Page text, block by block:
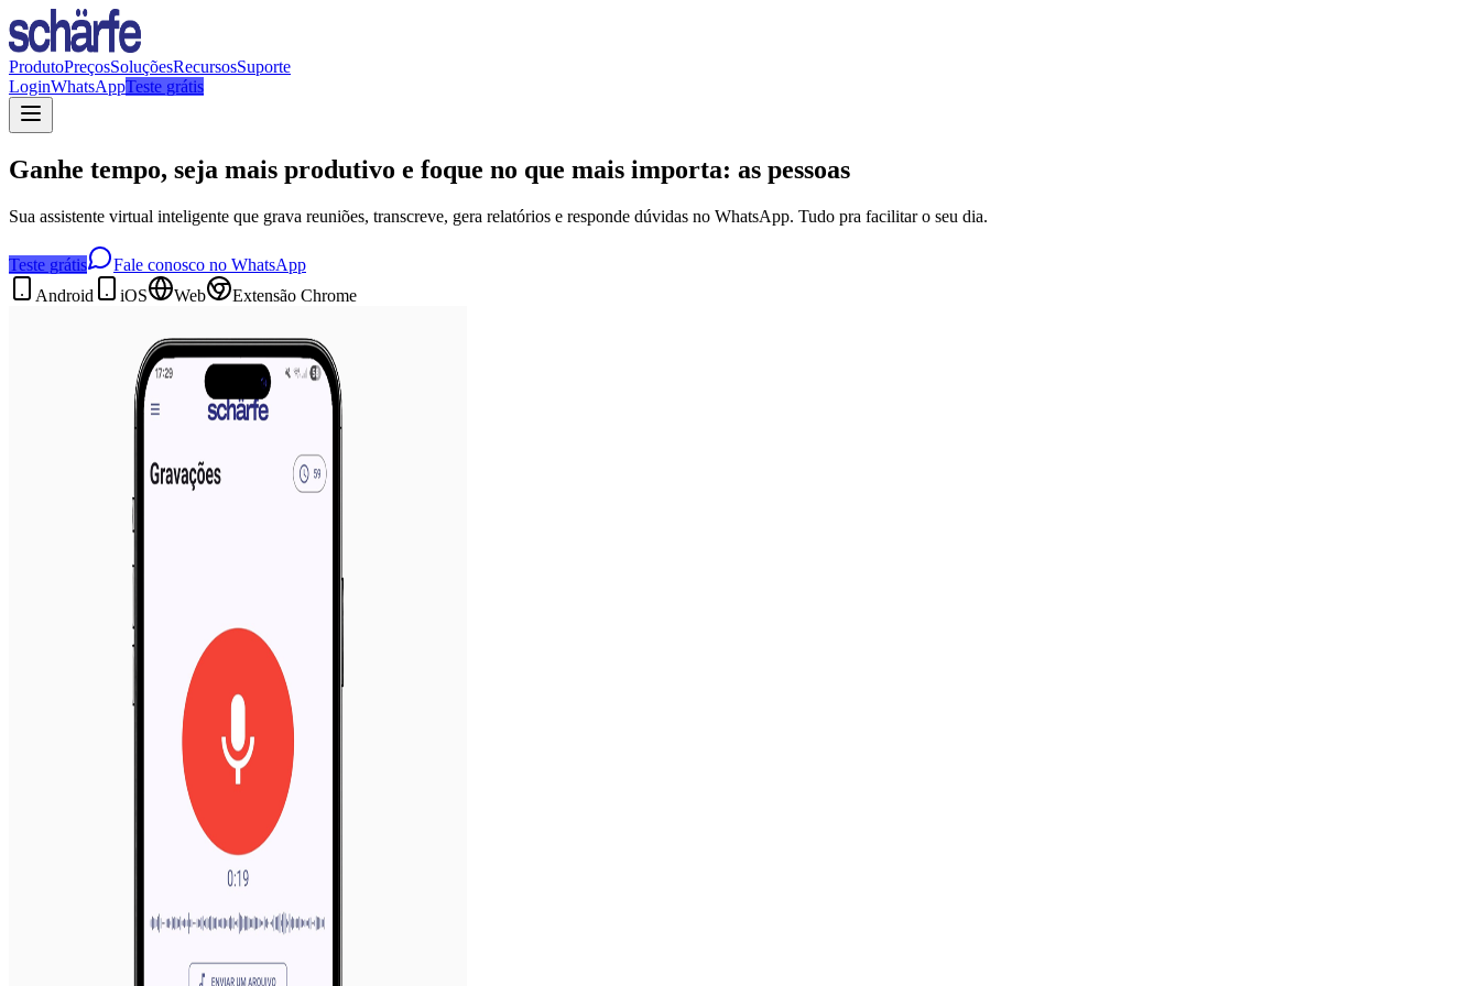
ProdutoPreçosSoluçõesRecursosSuporte
LoginWhatsAppTeste grátis
Ganhe tempo, seja mais produtivo e foque no que mais importa: as pessoas
Sua assistente virtual inteligente que grava reuniões, transcreve, gera relatórios e responde dúvidas no WhatsApp. Tudo pra facilitar o seu dia.
Teste grátis
Fale conosco no WhatsApp
Android
iOS Web Extensão Chrome